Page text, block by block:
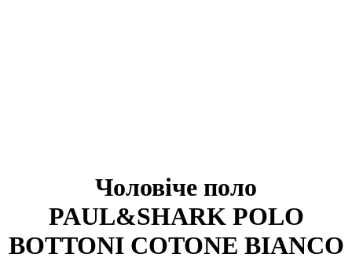
Чоловіче поло
PAUL&SHARK POLO
BOTTONI COTONE BIANCO